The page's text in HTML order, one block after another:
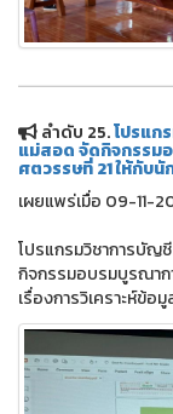
ลำดับ 25.โปรแก
แม่สอด จัดกิจกรรม
ศตวรรษที่ 21 ให้กับ
เผยแพร่เมื่อ 09-11-
โปรแกรมวิชาการบัญ
กิจกรรมอบรมบูรณาก
เรื่องการวิเคราะห์ข้